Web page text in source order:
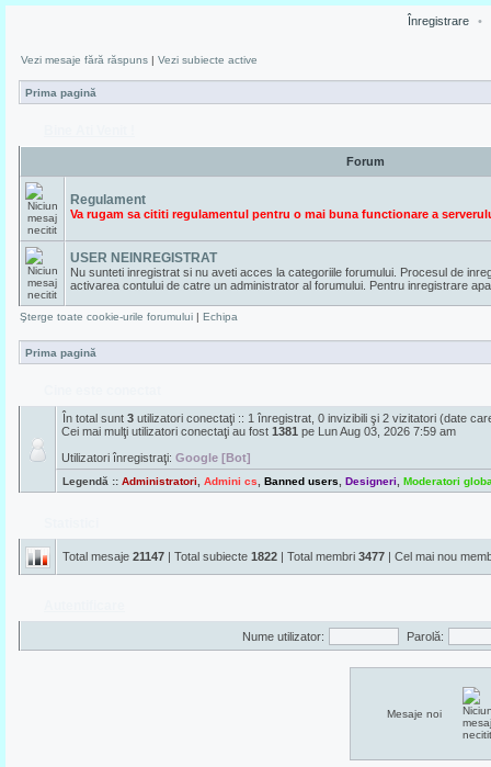
Înregistrare •
Vezi mesaje fără răspuns | Vezi subiecte active
Prima pagină
Forum
Regulament
Va rugam sa cititi regulamentul pentru o mai buna functionare a
USER NEINREGISTRAT
Nu sunteti inregistrat si nu aveti acces la categoriile forumului. Procesul de
activarea contului de catre un administrator al forumului. Pentru inregistrare
Şterge toate cookie-urile forumului | Echipa
Prima pagină
În total sunt 3 utilizatori conectaţi :: 1 înregistrat, 0 invizibili şi 2 vizitatori (date
Cei mai mulţi utilizatori conectaţi au fost 1381 pe Lun Aug 03, 2026 7:59 am
Utilizatori înregistraţi: Google [Bot]
Legendă :: Administratori Admini cs Banned users Designeri Moderatori
Total mesaje 21147 | Total subiecte 1822 | Total membri 3477 | Cel mai nou
Nume utilizator: Parolă:
Mesaje noi